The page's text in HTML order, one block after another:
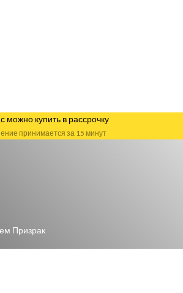
можно купить в рассрочку
принимается за 15 минут
Призрак